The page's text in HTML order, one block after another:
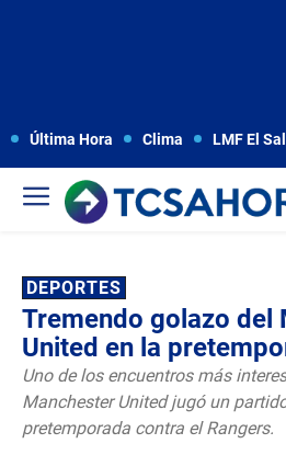
Última Hora Clima LMF El
DEPORTES
Tremendo golazo del
United en la
Uno de los encuentros más
Manchester United jugó un
pretemporada contra el Rangers.